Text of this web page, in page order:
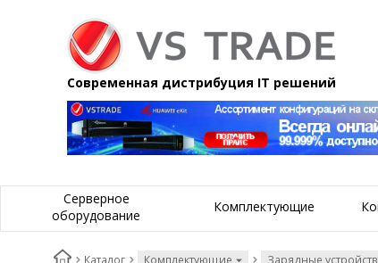
Современная дистрибуция IT решений
Серверное
оборудование
Комплектующие